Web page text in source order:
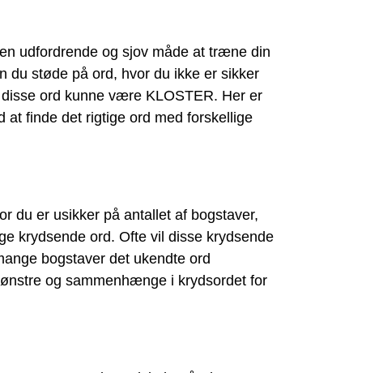
udfordrende og sjov måde at træne din
du støde på ord, hvor du ikke er sikker
ord kunne være KLOSTER. Her er
at finde det rigtige ord med forskellige
du er usikker på antallet af bogstaver,
krydsende ord. Ofte vil disse krydsende
bogstaver det ukendte ord
og sammenhænge i krydsordet for